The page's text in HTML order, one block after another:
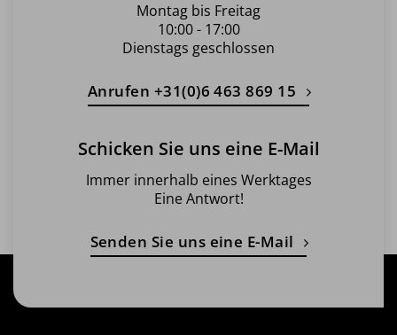
Montag bis Freitag
10:00 - 17:00
Dienstags geschlossen
Anrufen +31(0)6 463 869 15
Schicken Sie uns eine E-Mail
Immer innerhalb eines Werktages
Eine Antwort!
Senden Sie uns eine E-Mail